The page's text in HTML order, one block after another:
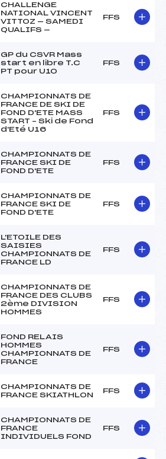
CHALLENGE
NATIONAL VINCENT
VITTOZ — SAMEDI
QUALIFS —
FFS
GP du CSVR Mass
start en libre T.C
PT pour U10
FFS
CHAMPIONNATS DE
FRANCE DE SKI DE
FOND D'ETE MASS
START – Ski de Fond
d'Eté U16
FFS
CHAMPIONNATS DE
FRANCE SKI DE
FOND D'ETE
FFS
CHAMPIONNATS DE
FRANCE SKI DE
FOND D'ETE
FFS
L'ETOILE DES
SAISIES
CHAMPIONNATS DE
FRANCE LD
FFS
CHAMPIONNATS DE
FRANCE DES CLUBS
2ème DIVISION
HOMMES
FFS
FOND RELAIS
HOMMES
CHAMPIONNATS DE
FRANCE
FFS
CHAMPIONNATS DE
FRANCE SKIATHLON
FFS
CHAMPIONNATS DE
FRANCE
INDIVIDUELS FOND
FFS